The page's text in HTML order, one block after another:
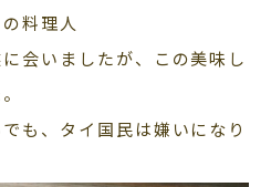
料理人
会いましたが、この美味し
も、タイ国民は嫌いになり